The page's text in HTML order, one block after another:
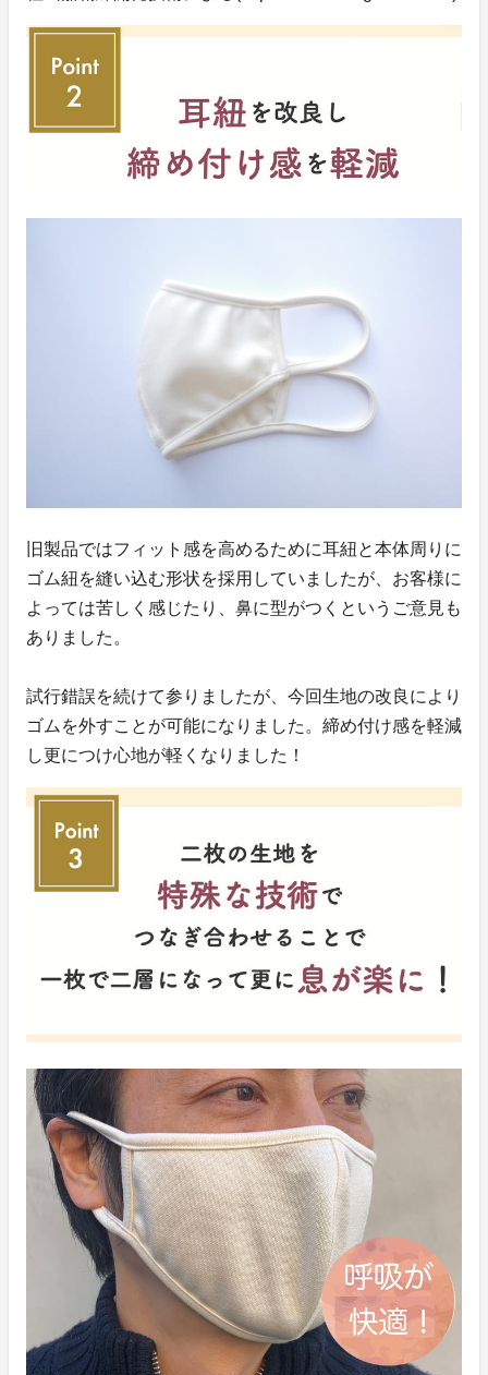
旧製品ではフィット感を高めるために耳紐と本体周りに
ゴム紐を縫い込む形状を採用していましたが、お客様に
よっては苦しく感じたり、鼻に型がつくというご意見も
ありました。
試行錯誤を続けて参りましたが、今回生地の改良により
ゴムを外すことが可能になりました。締め付け感を軽減
し更につけ心地が軽くなりました！